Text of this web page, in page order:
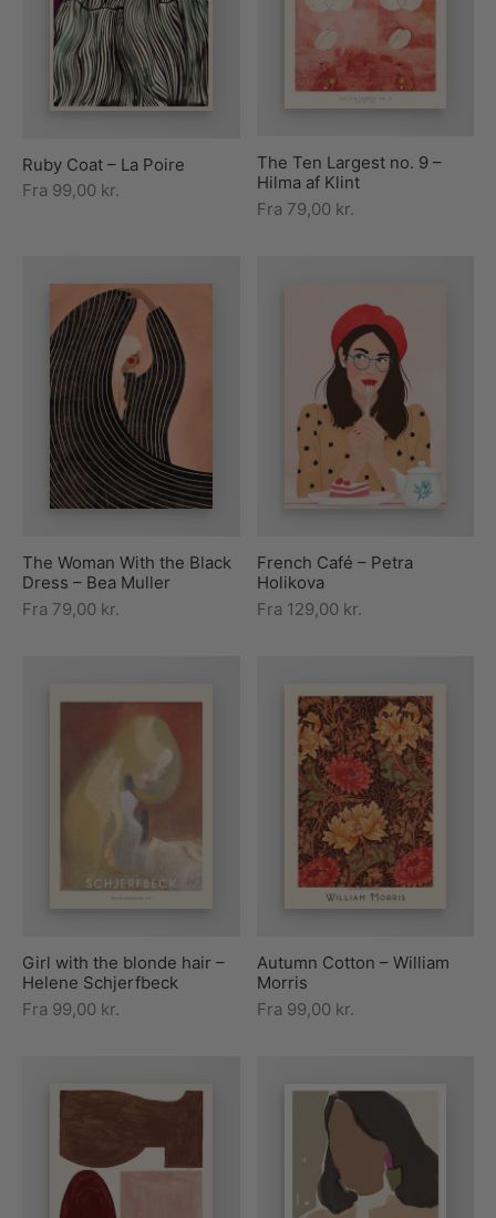
Ruby Coat – La Poire
Fra 99,00 kr.
The Ten Largest no. 9 –
Hilma af Klint
Fra 79,00 kr.
The Woman With the Black
Dress – Bea Muller
Fra 79,00 kr.
French Café – Petra
Holikova
Fra 129,00 kr.
Girl with the blonde hair –
Helene Schjerfbeck
Fra 99,00 kr.
Autumn Cotton – William
Morris
Fra 99,00 kr.